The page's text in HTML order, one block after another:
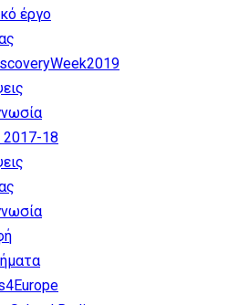
έργο
2017-18